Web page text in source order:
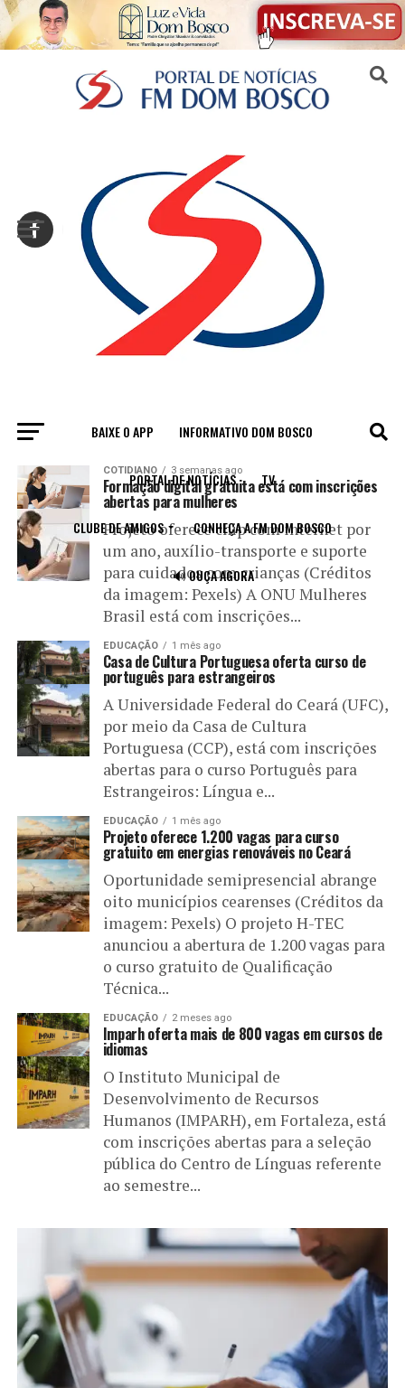
BAIXE O APP INFORMATIVO DOM BOSCO
PORTAL DE NOTÍCIAS TV
CLUBE DE AMIGOS CONHEÇA A FM DOM BOSCO
🔊 OUÇA AGORA
All posts tagged "CURSO"
COTIDIANO 3 semanas ago
Formação digital gratuita está com inscrições
abertas para mulheres
Projeto oferece chip com internet por
um ano, auxílio-transporte e suporte
para cuidados com crianças (Créditos
da imagem: Pexels) A ONU Mulheres
Brasil está com inscrições...
EDUCAÇÃO 1 mês ago
Casa de Cultura Portuguesa oferta curso de
português para estrangeiros
A Universidade Federal do Ceará (UFC),
por meio da Casa de Cultura
Portuguesa (CCP), está com inscrições
abertas para o curso Português para
Estrangeiros: Língua e...
EDUCAÇÃO 1 mês ago
Projeto oferece 1.200 vagas para curso
gratuito em energias renováveis no Ceará
Oportunidade semipresencial abrange
oito municípios cearenses (Créditos da
imagem: Pexels) O projeto H-TEC
anunciou a abertura de 1.200 vagas para
o curso gratuito de Qualificação
Técnica...
EDUCAÇÃO 2 meses ago
Imparh oferta mais de 800 vagas em cursos de
idiomas
O Instituto Municipal de
Desenvolvimento de Recursos
Humanos (IMPARH), em Fortaleza, está
com inscrições abertas para a seleção
pública do Centro de Línguas referente
ao semestre...
Sair da versão mobile